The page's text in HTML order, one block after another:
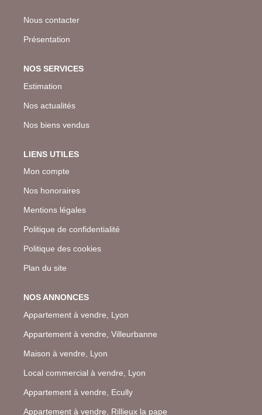
Nous contacter
Présentation
NOS SERVICES
Estimation
Nos actualités
Nos biens vendus
LIENS UTILES
Mon compte
Nos honoraires
Mentions légales
Politique de confidentialité
Politique des cookies
Plan du site
NOS ANNONCES
Appartement à vendre, Lyon
Appartement à vendre, Villeurbanne
Maison à vendre, Lyon
Local commercial à vendre, Lyon
Appartement à vendre, Ecully
Appartement à vendre, Rillieux la pape